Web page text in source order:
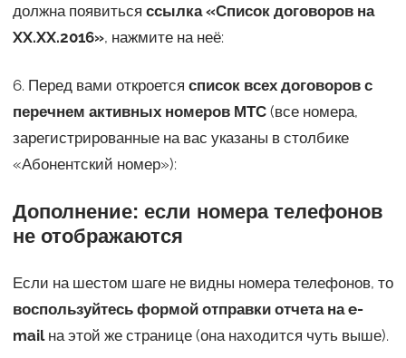
должна появиться ссылка «Список договоров на
XX.XX.2016», нажмите на неё:
6. Перед вами откроется список всех договоров с
перечнем активных номеров МТС(все номера,
зарегистрированные на вас указаны в столбике
«Абонентский номер»):
Дополнение: если номера телефонов
не отображаются
Если на шестом шаге не видны номера телефонов, то
воспользуйтесь формой отправки отчета на e-
mailна этой же странице (она находится чуть выше).